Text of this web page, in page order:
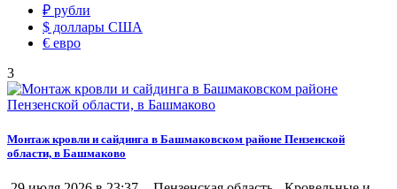
₽ рубли
$ доллары США
€ евро
3
Монтаж кровли и сайдинга в Башмаковском районе Пензенской
области, в Башмаково